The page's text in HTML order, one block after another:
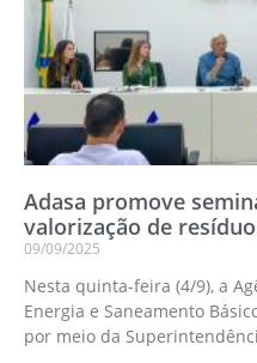
Adasa promove
valorização de
09/09/2025
Nesta quinta-feira (4/9), a
Energia e Saneamento
por meio da